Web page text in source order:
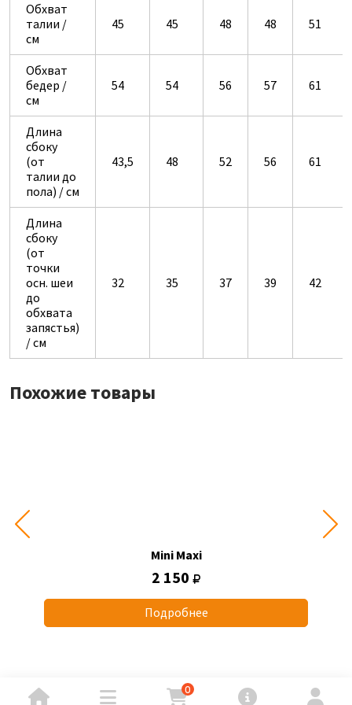
Обхват
талии /
см
45 45 48 48 51
Обхват
бедер /
см
54 54 56 57 61
Длина
сбоку
(от
талии до
пола) / см
43,5 48 52 56 61
Длина
сбоку
(от
точки
осн. шеи
до
обхвата
запястья)
/ см
32 35 37 39 42
Похожие товары
Mini Maxi
2 150
Подробнее
0